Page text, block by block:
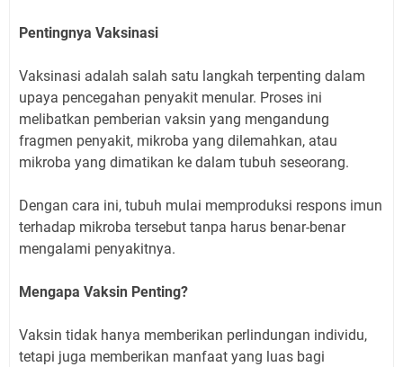
Pentingnya Vaksinasi
Vaksinasi adalah salah satu langkah terpenting dalam
upaya pencegahan penyakit menular. Proses ini
melibatkan pemberian vaksin yang mengandung
fragmen penyakit, mikroba yang dilemahkan, atau
mikroba yang dimatikan ke dalam tubuh seseorang.
Dengan cara ini, tubuh mulai memproduksi respons imun
terhadap mikroba tersebut tanpa harus benar-benar
mengalami penyakitnya.
Mengapa Vaksin Penting?
Vaksin tidak hanya memberikan perlindungan individu,
tetapi juga memberikan manfaat yang luas bagi